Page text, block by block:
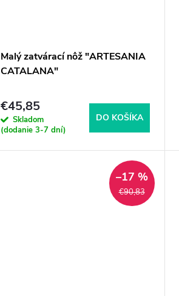
Malý zatvárací nôž "ARTESANIA
CATALANA"
€45,85
Skladom
(dodanie 3-7 dní)
DO KOŠÍKA
€90,83
–17 %